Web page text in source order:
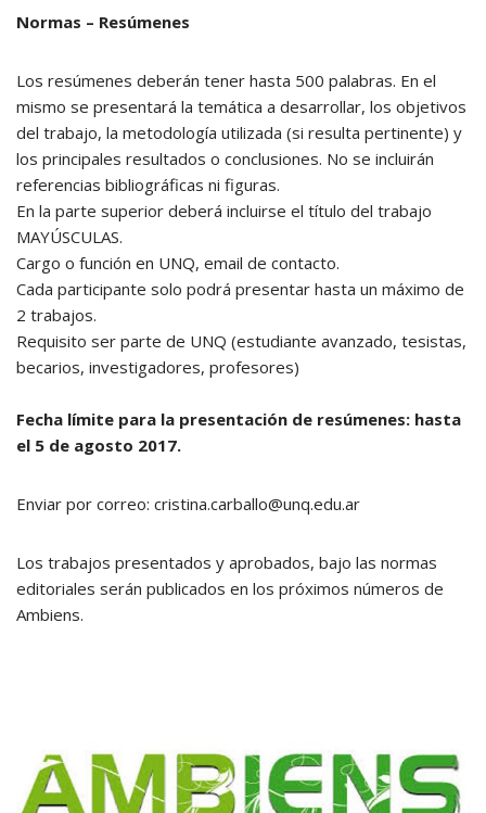
Normas – Resúmenes
Los resúmenes deberán tener hasta 500 palabras. En el
mismo se presentará la temática a desarrollar, los objetivos
del trabajo, la metodología utilizada (si resulta pertinente) y
los principales resultados o conclusiones. No se incluirán
referencias bibliográficas ni figuras.
En la parte superior deberá incluirse el título del trabajo
MAYÚSCULAS.
Cargo o función en UNQ, email de contacto.
Cada participante solo podrá presentar hasta un máximo de
2 trabajos.
Requisito ser parte de UNQ (estudiante avanzado, tesistas,
becarios, investigadores, profesores)
Fecha límite para la presentación de resúmenes: hasta
el 5 de agosto 2017.
Enviar por correo: cristina.carballo@unq.edu.ar
Los trabajos presentados y aprobados, bajo las normas
editoriales serán publicados en los próximos números de
Ambiens.